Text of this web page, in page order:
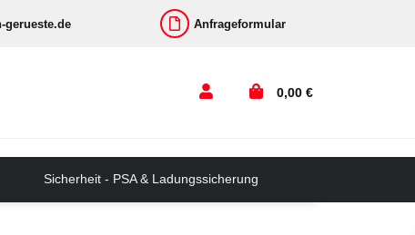
gerueste.de Anfrageformular
0,00 €
Sicherheit - PSA & Ladungssicherung